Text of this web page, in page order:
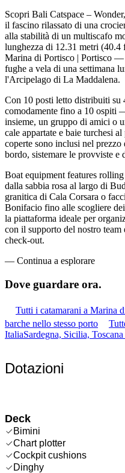
Scopri Bali Catspace –
il fascino rilassato di una
alla stabilità di un multiscafo
lunghezza di 12.31 metri (40.4
Marina di Portisco | Portisco —
fughe a vela di una settimana
l'Arcipelago di La Maddalena.
Con 10 posti letto distribuiti su
comodamente fino a 10 ospiti
insieme, un gruppo di amici o
cale appartate e baie turchesi
coperte sono inclusi nel
bordo, sistemare le provviste e
Boat equipment features
dalla sabbia rosa al largo di
granitica di Cala Corsara o
Bonifacio fino alle scogliere
la piattaforma ideale per
con il supporto del nostro
check-out.
— Continua a esplorare
Dove guardare ora.
Tutti i catamarani a Marina
barche nello stesso porto
ItaliaSardegna, Sicilia,
Dotazioni
Deck
Bimini
Chart plotter
Cockpit cushions
Dinghy